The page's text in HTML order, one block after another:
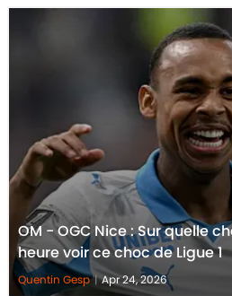
OM - OGC Nice : Sur quelle
heure voir ce choc de Ligue 1
Quentin Gesp | Apr 24, 2026